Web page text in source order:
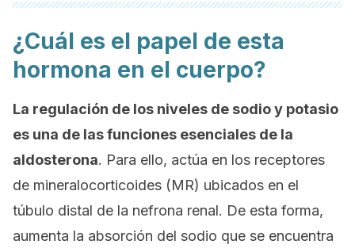
¿Cuál es el papel de esta
hormona en el cuerpo?
La regulación de los niveles de sodio y potasio
es una de las funciones esenciales de la
aldosterona. Para ello, actúa en los receptores
de mineralocorticoides (MR) ubicados en el
túbulo distal de la nefrona renal. De esta forma,
aumenta la absorción del sodio que se encuentra